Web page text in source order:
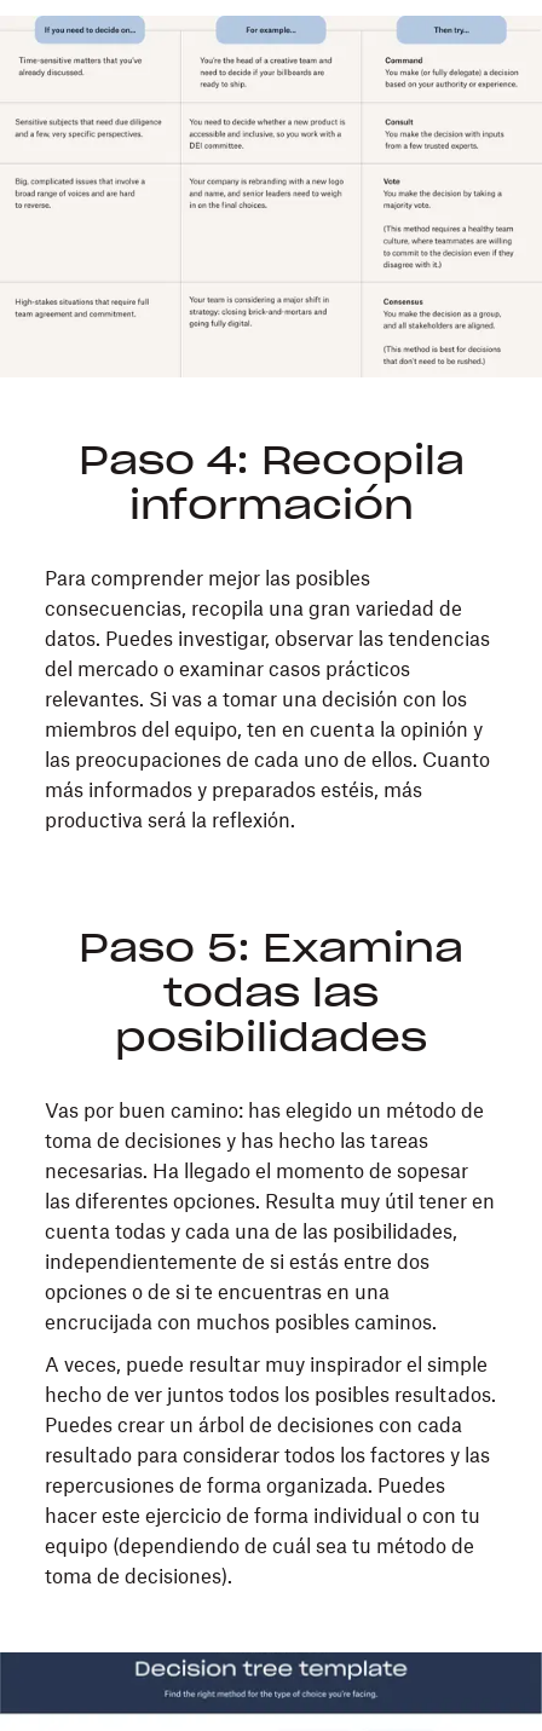
Paso 4: Recopila
información
Para comprender mejor las posibles
consecuencias, recopila una gran variedad de
datos. Puedes investigar, observar las tendencias
del mercado o examinar casos prácticos
relevantes. Si vas a tomar una decisión con los
miembros del equipo, ten en cuenta la opinión y
las preocupaciones de cada uno de ellos. Cuanto
más informados y preparados estéis, más
productiva será la reflexión.
Paso 5: Examina
todas las
posibilidades
Vas por buen camino: has elegido un método de
toma de decisiones y has hecho las tareas
necesarias. Ha llegado el momento de sopesar
las diferentes opciones. Resulta muy útil tener en
cuenta todas y cada una de las posibilidades,
independientemente de si estás entre dos
opciones o de si te encuentras en una
encrucijada con muchos posibles caminos.
A veces, puede resultar muy inspirador el simple
hecho de ver juntos todos los posibles resultados.
Puedes crear un árbol de decisiones con cada
resultado para considerar todos los factores y las
repercusiones de forma organizada. Puedes
hacer este ejercicio de forma individual o con tu
equipo (dependiendo de cuál sea tu método de
toma de decisiones).